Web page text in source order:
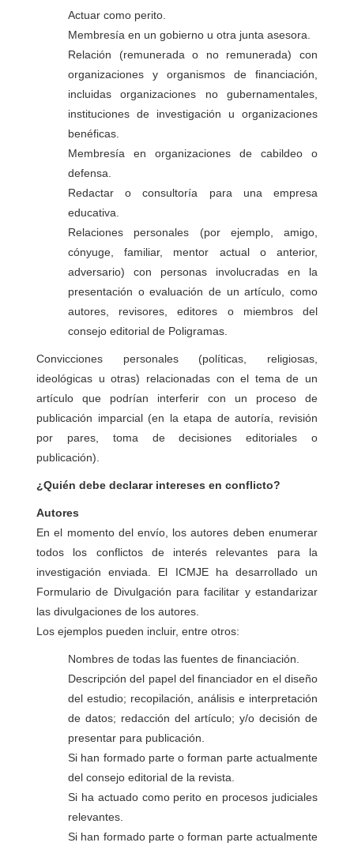
Actuar como perito.
Membresía en un gobierno u otra junta asesora.
Relación (remunerada o no remunerada) con
organizaciones y organismos de financiación,
incluidas organizaciones no gubernamentales,
instituciones de investigación u organizaciones
benéficas.
Membresía en organizaciones de cabildeo o
defensa.
Redactar o consultoría para una empresa
educativa.
Relaciones personales (por ejemplo, amigo,
cónyuge, familiar, mentor actual o anterior,
adversario) con personas involucradas en la
presentación o evaluación de un artículo, como
autores, revisores, editores o miembros del
consejo editorial de Poligramas.
Convicciones personales (políticas, religiosas,
ideológicas u otras) relacionadas con el tema de un
artículo que podrían interferir con un proceso de
publicación imparcial (en la etapa de autoría, revisión
por pares, toma de decisiones editoriales o
publicación).
¿Quién debe declarar intereses en conflicto?
Autores
En el momento del envío, los autores deben enumerar
todos los conflictos de interés relevantes para la
investigación enviada. El ICMJE ha desarrollado un
Formulario de Divulgación para facilitar y estandarizar
las divulgaciones de los autores.
Los ejemplos pueden incluir, entre otros:
Nombres de todas las fuentes de financiación.
Descripción del papel del financiador en el diseño
del estudio; recopilación, análisis e interpretación
de datos; redacción del artículo; y/o decisión de
presentar para publicación.
Si han formado parte o forman parte actualmente
del consejo editorial de la revista.
Si ha actuado como perito en procesos judiciales
relevantes.
Si han formado parte o forman parte actualmente